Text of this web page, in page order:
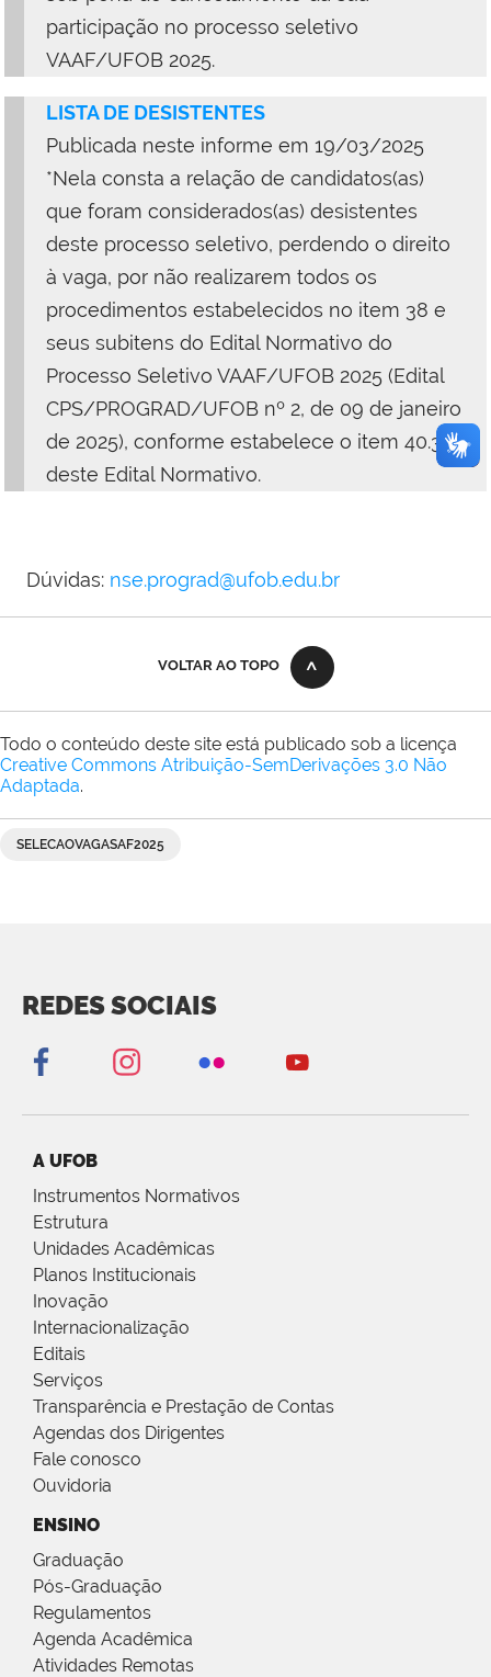
participação no processo seletivo
VAAF/UFOB 2025.
LISTA DE DESISTENTES
Publicada neste informe em 19/03/2025
*Nela consta a relação de candidatos(as)
que foram considerados(as) desistentes
deste processo seletivo, perdendo o direito
à vaga, por não realizarem todos os
procedimentos estabelecidos no item 38 e
seus subitens do Edital Normativo do
Processo Seletivo VAAF/UFOB 2025 (Edital
CPS/PROGRAD/UFOB nº 2, de 09 de janeiro
de 2025), conforme estabelece o item 40.3
deste Edital Normativo.
Dúvidas: nse.prograd@ufob.edu.br
VOLTAR AO TOPO
Todo o conteúdo deste site está publicado sob a licença
Creative Commons Atribuição-SemDerivações 3.0 Não
Adaptada.
SELECAOVAGASAF2025
REDES SOCIAIS
A UFOB
Instrumentos Normativos
Estrutura
Unidades Acadêmicas
Planos Institucionais
Inovação
Internacionalização
Editais
Serviços
Transparência e Prestação de Contas
Agendas dos Dirigentes
Fale conosco
Ouvidoria
ENSINO
Graduação
Pós-Graduação
Regulamentos
Agenda Acadêmica
Atividades Remotas